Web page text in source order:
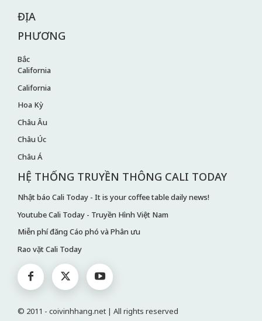
ĐỊA
PHƯƠNG
Bắc
California
California
Hoa Kỳ
Châu Âu
Châu Úc
Châu Á
HỆ THỐNG TRUYỀN THÔNG CALI TODAY
Nhật báo Cali Today - It is your coffee table daily news!
Youtube Cali Today - Truyền Hình Việt Nam
Miễn phí đăng Cáo phó và Phân ưu
Rao vặt Cali Today
© 2011 - coivinhhang.net | All rights reserved